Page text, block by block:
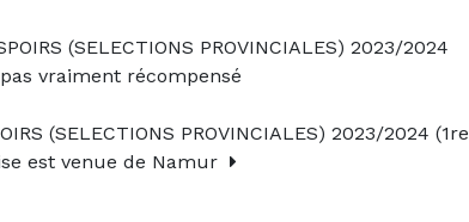
(SELECTIONS PROVINCIALES) 2023/2024
vraiment récompensé
(SELECTIONS PROVINCIALES) 2023/2024 (1re
est venue de Namur